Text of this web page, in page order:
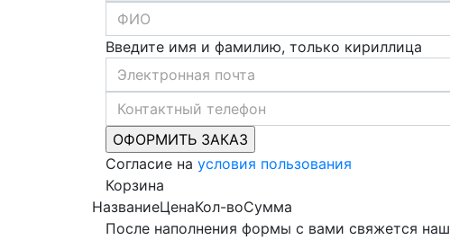
Введите имя и фамилию, только кириллица
Согласие на условия пользования
Корзина
НазваниеЦенаКол-воСумма
После наполнения формы с вами свяжется наш